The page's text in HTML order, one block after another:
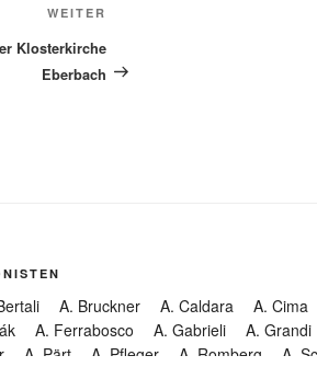
Beitrag
WEITER
Klosterkirche
Eberbach
A. Bruckner A. Caldara A. Cima
A. Ferrabosco A. Gabrieli A. Grandi
A. Pärt A. Pfleger A. Romberg A.